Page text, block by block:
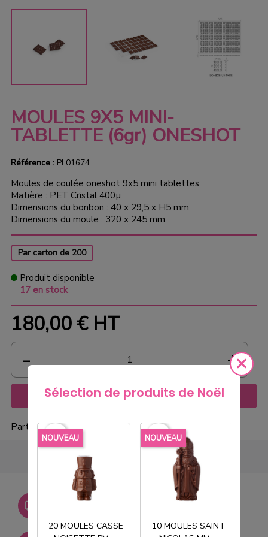
Sélection de produits de Noël
NOUVEAU
20 MOULES CASSE
favorite_border NOUVEAU
10 MOULES SAINT
favorite_border
MOULES 9X5 MINI-
TABLETTE (6gr) ONESHOT
Référence :PL01674
Moules de coulée oneshot 9x5 mini tablettes
Matière : PET Cristal 400µ
Dimensions du bonbon : 40 x 29,5 x H5 mm
Dimensions du moule : 320 x 245 mm
Par carton de 200
Produit disponible
17 en stock
180,00 € HT
Ajouter au panier
Partager
Livraison gratuite dès